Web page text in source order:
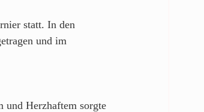
statt. In den
und im
und Herzhaftem sorgte